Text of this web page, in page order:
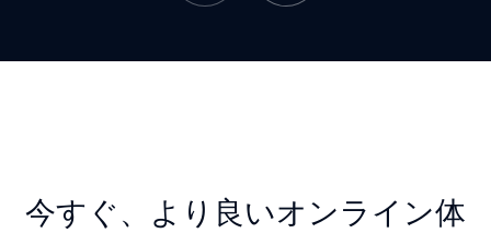
今すぐ、より良いオンライン体